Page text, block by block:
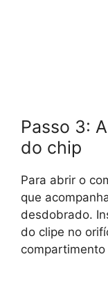
Passo 3:
do chip
Para abrir o
que
desdobrado.
do clipe no